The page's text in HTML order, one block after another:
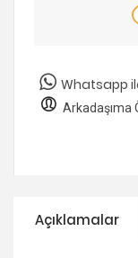
Whatsapp
Arkadaşıma
Açıklamalar